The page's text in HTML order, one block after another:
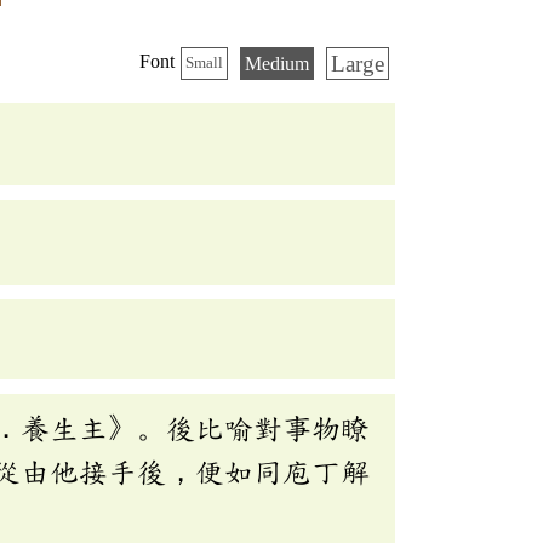
Font Small Medium Large
養生主》。後比喻對事物瞭
由他接手後，便如同庖丁解